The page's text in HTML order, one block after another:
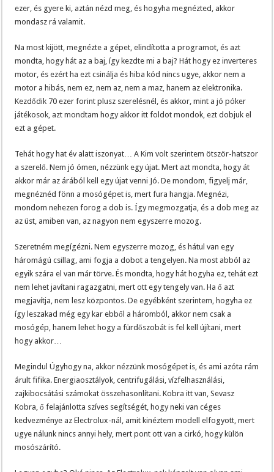
ezer, és gyere ki, aztán nézd meg, és hogyha megnézted, akkor
mondasz rá valamit.
Na most kijött, megnézte a gépet, elindította a programot, és azt
mondta, hogy hát az a baj, így kezdte mi a baj? Hát hogy ez inverteres
motor, és ezért ha ezt csinálja és hiba kód nincs ugye, akkor nem a
motor a hibás, nem ez, nem az, nem a maz, hanem az elektronika.
Kezdődik 70 ezer forint plusz szerelésnél, és akkor, mint a jó póker
játékosok, azt mondtam hogy akkor itt foldot mondok, ezt dobjuk el
ezt a gépet.
Tehát hogy hat év alatt iszonyat… A Kim volt szerintem ötször-hatszor
a szerelő. Nem jó ómen, nézzünk egy újat. Mert azt mondta, hogy át
akkor már az árából kell egy újat venni Jó. De mondom, figyelj már,
megnéznéd fönn a mosógépet is, mert fura hangja. Megnézi,
mondom nehezen forog a dob is. Így megmozgatja, és a dob meg az
az üst, amiben van, az nagyon nem egyszerre mozog.
Szeretném megígézni. Nem egyszerre mozog, és hátul van egy
háromágú csillag, ami fogja a dobot a tengelyen. Na most abból az
egyik szára el van már törve. És mondta, hogy hát hogyha ez, tehát ezt
nem lehet javítani ragazgatni, mert ott egy tengely van. Ha ő azt
megjavítja, nem lesz központos. De egyébként szerintem, hogyha ez
így leszakad még egy kar ebből a háromból, akkor nem csak a
mosógép, hanem lehet hogy a fürdőszobát is fel kell újítani, mert
hogy akkor…
Megindul Úgyhogy na, akkor nézzünk mosógépet is, és ami azóta rám
árult fifika. Energiaosztályok, centrifugálási, vízfelhasználási,
zajkibocsátási számokat összehasonlítani. Kobra itt van, Sevasz
Kobra, ő felajánlotta szíves segítségét, hogy neki van céges
kedvezménye az Electrolux-nál, amit kinéztem modell elfogyott, mert
ugye nálunk nincs annyi hely, mert pont ott van a cirkó, hogy külön
mosószárító.